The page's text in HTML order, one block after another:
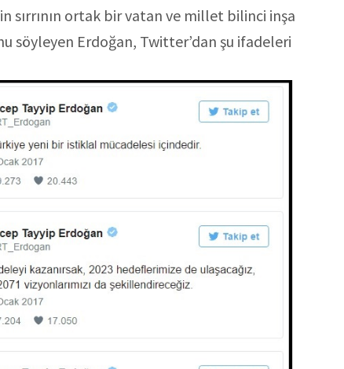
sırrının ortak bir vatan ve millet bilinci inşa
söyleyen Erdoğan, Twitter’dan şu ifadeleri